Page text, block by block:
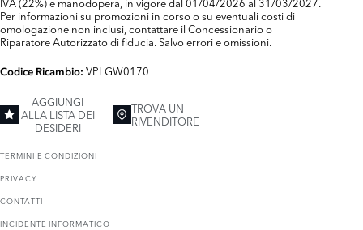
Per informazioni su promozioni in corso o su eventuali costi di
omologazione non inclusi, contattare il Concessionario o
Riparatore Autorizzato di fiducia. Salvo errori e omissioni.
Codice Ricambio: VPLGW0170
AGGIUNGI
ALLA LISTA DEI
DESIDERI
TROVA UN
RIVENDITORE
TERMINI E CONDIZIONI
PRIVACY
CONTATTI
INCIDENTE INFORMATICO